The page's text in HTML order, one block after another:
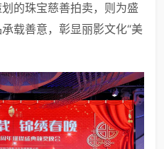
的珠宝慈善拍卖，则为盛
载善意，彰显丽影文化“美